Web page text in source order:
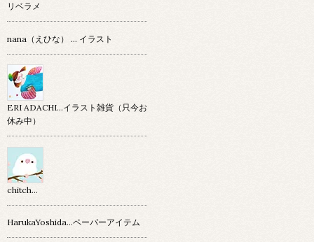
リベラメ
nana（えひな） … イラスト
ERI ADACHI...イラスト雑貨（只今お
休み中）
chitch…
HarukaYoshida…ペーパーアイテム